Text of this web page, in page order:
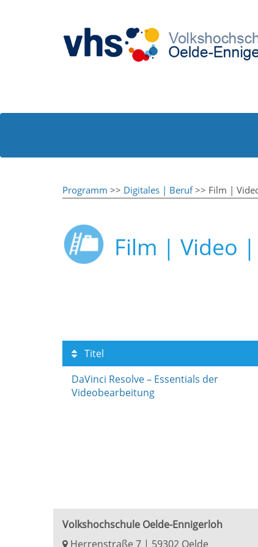
Programm >> Digitales | Beruf>> Film |
Film | Video
Titel
DaVinci Resolve – Essentials der
Videobearbeitung
Volkshochschule Oelde-Ennigerloh
Herrenstraße 7 | 59302 Oelde